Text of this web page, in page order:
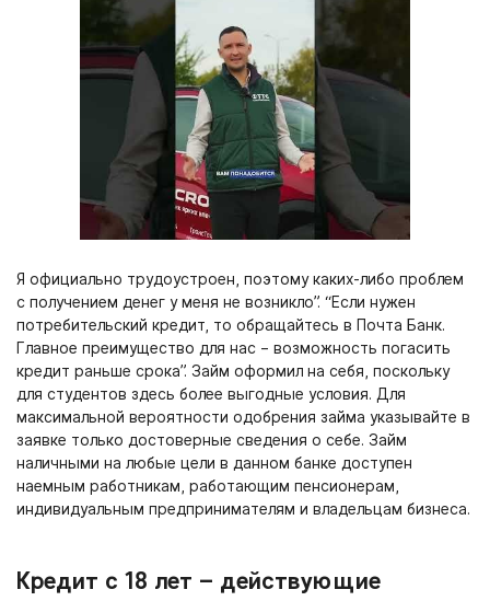
Я официально трудоустроен, поэтому каких-либо проблем
с получением денег у меня не возникло”. “Если нужен
потребительский кредит, то обращайтесь в Почта Банк.
Главное преимущество для нас – возможность погасить
кредит раньше срока”. Займ оформил на себя, поскольку
для студентов здесь более выгодные условия. Для
максимальной вероятности одобрения займа указывайте в
заявке только достоверные сведения о себе. Займ
наличными на любые цели в данном банке доступен
наемным работникам, работающим пенсионерам,
индивидуальным предпринимателям и владельцам бизнеса.
Кредит с 18 лет – действующие